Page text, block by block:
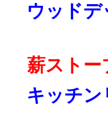
ウッド
薪ストー
キッチ